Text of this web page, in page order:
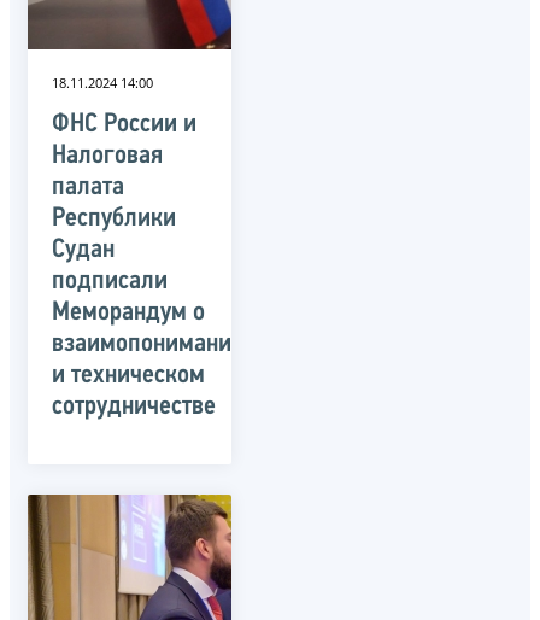
18.11.2024 14:00
ФНС России и
Налоговая
палата
Республики
Судан
подписали
Меморандум о
взаимопонимании
и техническом
сотрудничестве